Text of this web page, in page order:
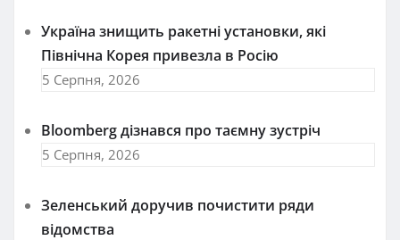
Україна знищить ракетні установки, які
Північна Корея привезла в Росію
5 Серпня, 2026
Bloomberg дізнався про таємну зустріч
5 Серпня, 2026
Зеленський доручив почистити ряди
відомства